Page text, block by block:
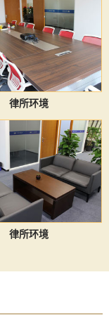
律所环境
律所环境